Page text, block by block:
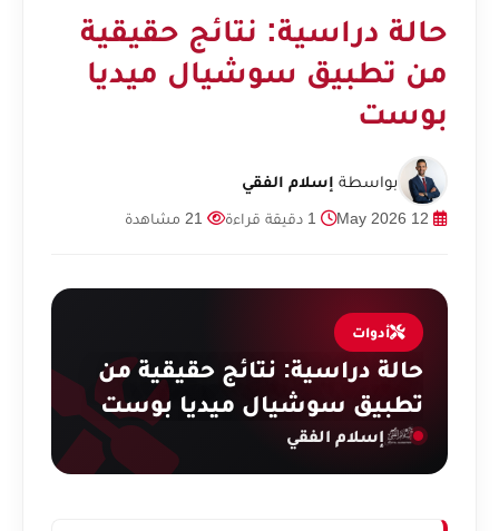
حالة دراسية: نتائج حقيقية
من تطبيق سوشيال ميديا
بوست
بواسطة إسلام الفقي
أدوات
حالة دراسية: نتائج حقيقية من
تطبيق سوشيال ميديا بوست
إسلام الفقي